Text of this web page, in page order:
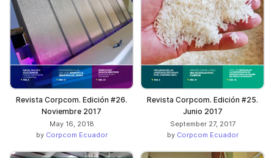
Revista Corpcom. Edición #26.
Noviembre 2017
May 16, 2018
by Corpcom Ecuador
Revista Corpcom. Edición #25.
Junio 2017
September 27, 2017
by Corpcom Ecuador